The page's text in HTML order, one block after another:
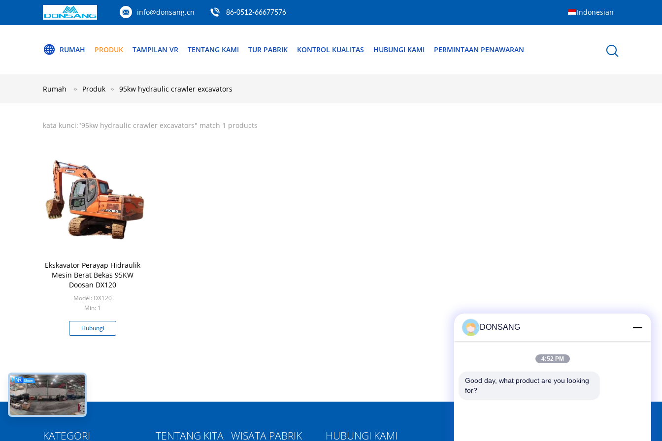
info@donsang.cn 86-0512-66677576 Indonesian
RUMAH PRODUK TAMPILAN VR TENTANG KAMI TUR PABRIK KONTROL KUALITAS HUBUNGI KAMI PERMINTAAN PENAWARAN
Rumah Produk 95kw hydraulic crawler excavators
kata kunci:"95kw hydraulic crawler excavators" match 1 products
Ekskavator Perayap Hidraulik
Mesin Berat Bekas 95KW
Doosan DX120
Model: DX120
Min: 1
Hubungi
KATEGORI TENTANG KITA WISATA PABRIK HUBUNGI KAMI
DONSANG
4:52 PM
Good day, what product are you looking
for?